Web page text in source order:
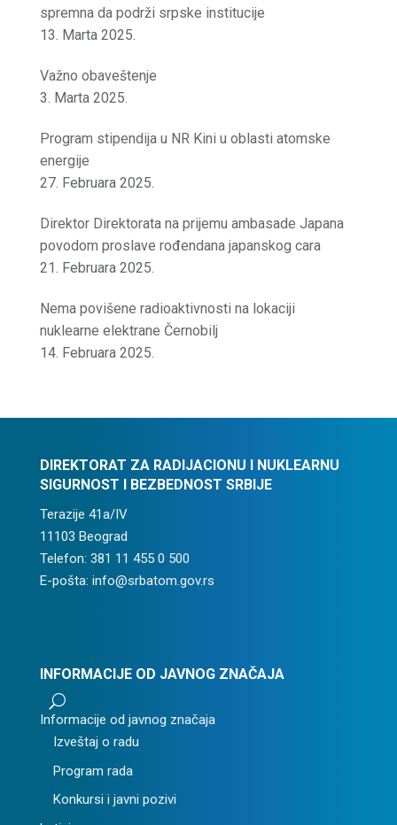
spremna da podrži srpske institucije
13. Marta 2025.
Važno obaveštenje
3. Marta 2025.
Program stipendija u NR Kini u oblasti atomske
energije
27. Februara 2025.
Direktor Direktorata na prijemu ambasade Japana
povodom proslave rođendana japanskog cara
21. Februara 2025.
Nema povišene radioaktivnosti na lokaciji
nuklearne elektrane Černobilj
14. Februara 2025.
DIREKTORAT ZA RADIJACIONU I NUKLEARNU
SIGURNOST I BEZBEDNOST SRBIJE
Terazije 41a/IV
11103 Beograd
Telefon: 381 11 455 0 500
E-pošta: info@srbatom.gov.rs
INFORMACIJE OD JAVNOG ZNAČAJA
U
Informacije od javnog značaja
Izveštaj o radu
Program rada
Konkursi i javni pozivi